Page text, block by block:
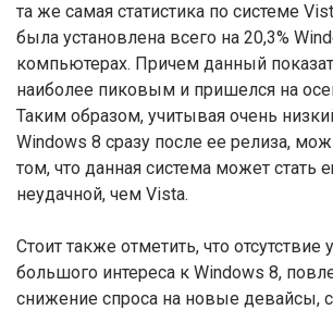
та же самая статистика по системе
была установлена всего на 20,3%
компьютерах. Причем данный
наиболее пиковым и пришелся на
Таким образом, учитывая очень
Windows 8 сразу после ее релиза,
том, что данная система может стать
неудачной, чем Vista.
Стоит также отметить, что отсутствие
большого интереса к Windows 8,
снижение спроса на новые девайсы,